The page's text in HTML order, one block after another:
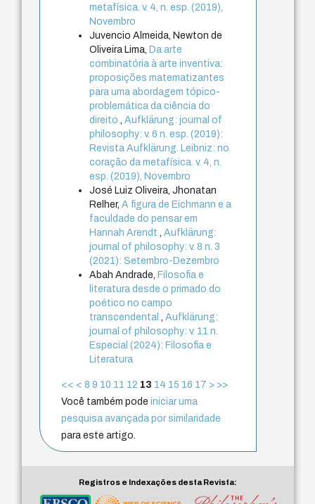
metafísica. v. 4, n. esp. (2019),
Novembro
Juvencio Almeida, Newton de
Oliveira Lima, Da arte
combinatória à arte inventiva:
proposições matematizantes
para uma abordagem tópico-
problemática da ciência do
direito,Aufklärung: journal of
philosophy: v. 6 n. esp. (2019):
Revista Aufklärung. Leibniz: no
coração da metafísica. v. 4, n.
esp. (2019), Novembro
José Luiz Oliveira, Jhonatan
Relher,A figura de Eichmann e a
faculdade do pensar em
Hannah Arendt,Aufklärung:
journal of philosophy: v. 8 n. 3
(2021): Setembro-Dezembro
Abah Andrade, Filosofia e
literatura desde o primado do
poético no campo
transcendental,Aufklärung:
journal of philosophy: v. 11 n.
Especial (2024): Filosofia e
Literatura
<< < 8 9 10 11 12 13 14 15 16 17 > >>
Você também podeiniciar uma
pesquisa avançada por similaridade
para este artigo.
Registros e Indexações desta Revista: